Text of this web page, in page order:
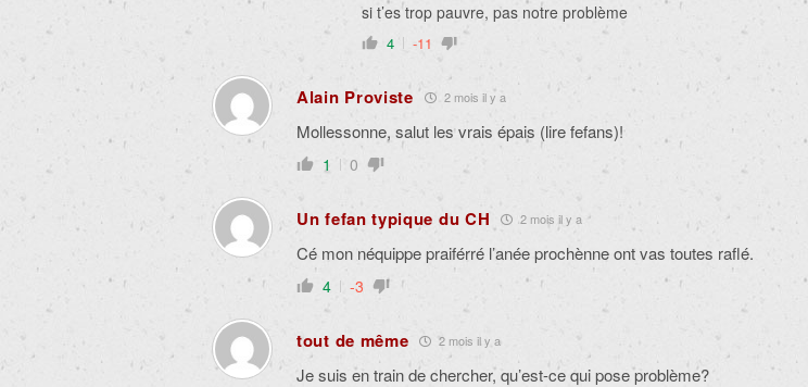
si t’es trop pauvre, pas notre problème
4 -11
Alain Proviste 2 mois il y a
Mollessonne, salut les vrais épais (lire fefans)!
1 0
Un fefan typique du CH 2 mois il y a
Cé mon néquippe praiférré l’anée prochènne ont vas toutes raflé.
4 -3
tout de même 2 mois il y a
Je suis en train de chercher, qu’est-ce qui pose problème?